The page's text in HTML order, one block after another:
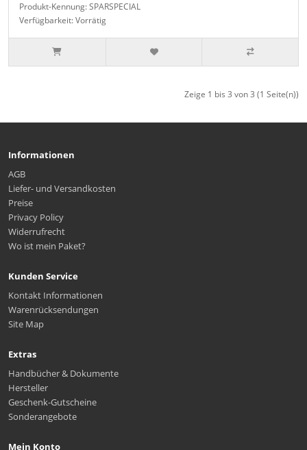
Produkt-Kennung: SPARSPECIAL
Verfügbarkeit: Vorrätig
Zeige 1 bis 3 von 3 (1 Seite(n))
Informationen
AGB
Liefer- und Versandkosten
Preise
Privacy Policy
Widerrufrecht
Wo ist mein Paket?
Kunden Service
Kontakt Informationen
Warenrücksendungen
Site Map
Extras
Handbücher & Dokumente
Hersteller
Geschenk-Gutscheine
Sonderangebote
Mein Konto